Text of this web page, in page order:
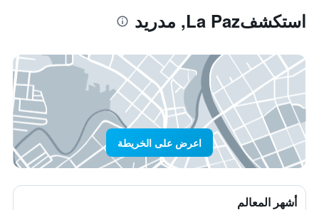
استكشفLa Paz, مدريد
اعرض على الخريطة
أشهر المعالم